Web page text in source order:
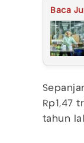
Baca
Rp1,47
tahun